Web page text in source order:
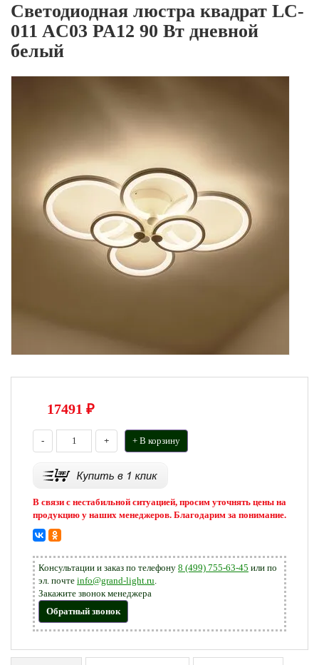
Светодиодная люстра квадрат LC-
011 AC03 PA12 90 Вт дневной
белый
17491 ₽
- + + В корзину
В связи с нестабильной ситуацией, просим уточнять цены на
продукцию у наших менеджеров. Благодарим за понимание.
Консультации и заказ по телефону 8 (499) 755-63-45 или по
эл. почте info@grand-light.ru.
Закажите звонок менеджера
Обратный звонок